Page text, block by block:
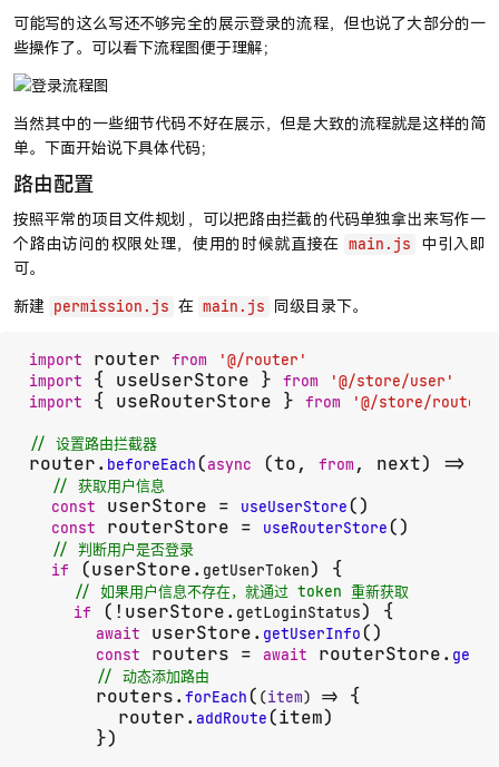
可能写的这么写还不够完全的展示登录的流程，但也说了大部分的一
些操作了。可以看下流程图便于理解；
当然其中的一些细节代码不好在展示，但是大致的流程就是这样的简
单。下面开始说下具体代码；
路由配置
按照平常的项目文件规划，可以把路由拦截的代码单独拿出来写作一
个路由访问的权限处理，使用的时候就直接在
main.js
中引入即
可。
新建 permission.js 在 main.js 同级目录下。
import router from
'@/router'
import
{ useUserStore } from
'@/store/user'
import
{ useRouterStore } from '@/store/router'
// 设置路由拦截器
router. beforeEach(async (to, from , next) => {
// 获取用户信息
const
userStore = useUserStore()
const routerStore = useRouterStore()
// 判断用户是否登录
if
(userStore. getUserToken) {
// 如果用户信息不存在，就通过 token 重新获取
if
(!userStore. getLoginStatus) {
await userStore. getUserInfo()
const routers = await routerStore.
// 动态添加路由
      routers.
forEach( (item) =>
{
        router.
addRoute(item)
      })